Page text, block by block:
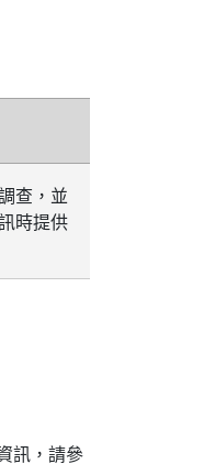
查，並
時提供
訊，請參